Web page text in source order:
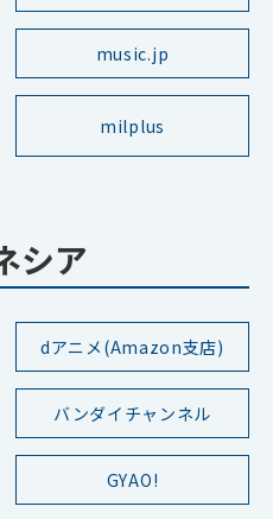
music.jp
milplus
シア
dアニメ(Amazon支店)
バンダイチャンネル
GYAO!